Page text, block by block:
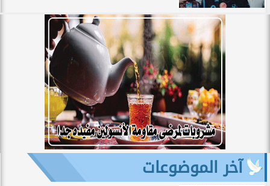
آخر الموضوعات